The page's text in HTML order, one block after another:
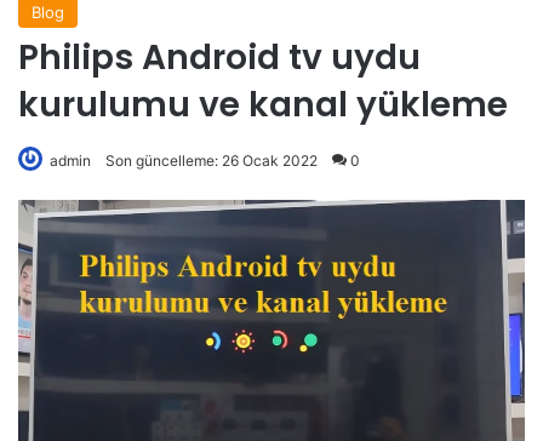
Blog
Philips Android tv uydu
kurulumu ve kanal yükleme
admin Son güncelleme: 26 Ocak 2022 0